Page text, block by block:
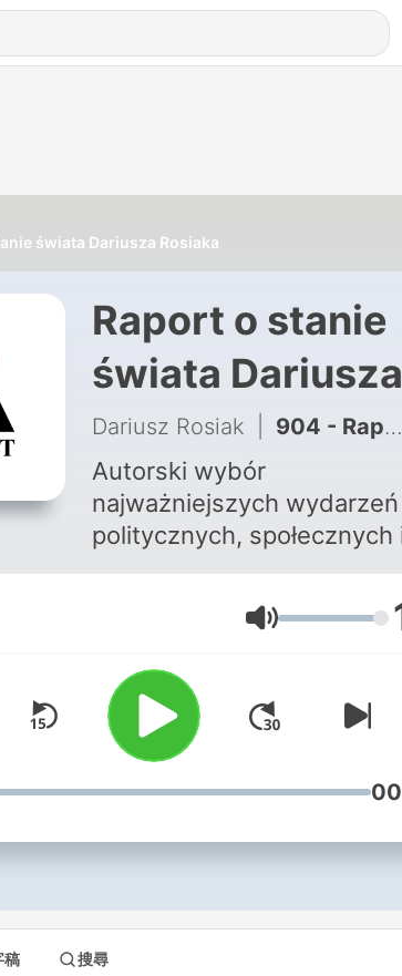
świata Dariusza Rosiaka
Raport o stanie
świata Dariusza
Rosiaka
Dariusz Rosiak 904 - Raport - sezon nieogórkowy - Zakopane: miasto pod presją turystyki i zmian
Autorski wybór
najważniejszych wydarzeń
politycznych, społecznych
kulturalnych z ostatnich 7
na świecie. Z udziałem
dziennikarzy, ekspertów,
uczestników życia
politycznego, no i
Rosiakiem oczywiście.
----- Odwiedź nas na: ➡️
音量
稿 搜尋